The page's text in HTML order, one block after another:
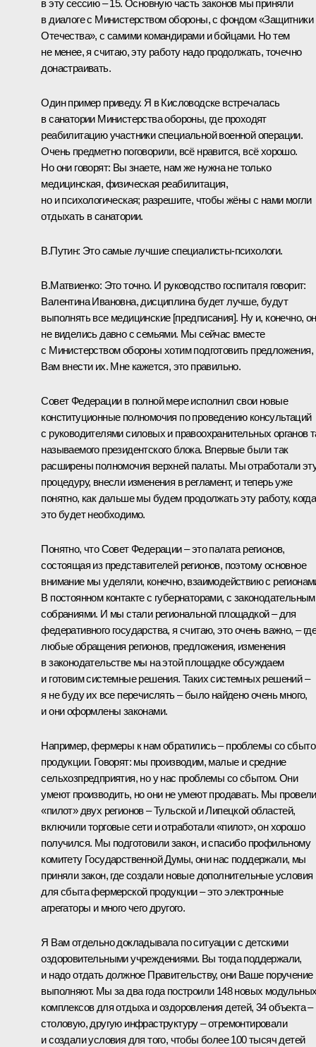
в эту сессию – 15. Основную часть законов мы приняли
в диалоге с Министерством обороны, с фондом «Защитники
Отечества», с самими командирами и бойцами. Но тем
не менее, я считаю, эту работу надо продолжать, точечно
донастраивать.
Один пример приведу. Я в Кисловодске встречалась
в санатории Министерства обороны, где проходят
реабилитацию участники специальной военной операции.
Очень предметно поговорили, всё нравится, всё хорошо.
Но они говорят: Вы знаете, нам же нужна не только
медицинская, физическая реабилитация,
но и психологическая; разрешите, чтобы жёны с нами могли
отдыхать в санатории.
В.Путин: Это самые лучшие специалисты-психологи.
В.Матвиенко: Это точно. И руководство госпиталя говорит:
Валентина Ивановна, дисциплина будет лучше, будут
выполнять все медицинские [предписания]. Ну и, конечно,
не виделись давно с семьями. Мы сейчас вместе
с Министерством обороны хотим подготовить предложения,
Вам внести их. Мне кажется, это правильно.
Совет Федерации в полной мере исполнил свои новые
конституционные полномочия по проведению консультаций
с руководителями силовых и правоохранительных органов
называемого президентского блока. Впервые были так
расширены полномочия верхней палаты. Мы отработали
процедуру, внесли изменения в регламент, и теперь уже
понятно, как дальше мы будем продолжать эту работу, когда
это будет необходимо.
Понятно, что Совет Федерации – это палата регионов,
состоящая из представителей регионов, поэтому основное
внимание мы уделяли, конечно, взаимодействию с
В постоянном контакте с губернаторами, с
собраниями. И мы стали региональной площадкой – для
федеративного государства, я считаю, это очень важно, – где
любые обращения регионов, предложения, изменения
в законодательстве мы на этой площадке обсуждаем
и готовим системные решения. Таких системных решений –
я не буду их все перечислять – было найдено очень много,
и они оформлены законами.
Например, фермеры к нам обратились – проблемы со
продукции. Говорят: мы производим, малые и средние
сельхозпредприятия, но у нас проблемы со сбытом. Они
умеют производить, но они не умеют продавать. Мы провели
«пилот» двух регионов – Тульской и Липецкой областей,
включили торговые сети и отработали «пилот», он хорошо
получился. Мы подготовили закон, и спасибо профильному
комитету Государственной Думы, они нас поддержали, мы
приняли закон, где создали новые дополнительные условия
для сбыта фермерской продукции – это электронные
агрегаторы и много чего другого.
Я Вам отдельно докладывала по ситуации с детскими
оздоровительными учреждениями. Вы тогда поддержали,
и надо отдать должное Правительству, они Ваше поручение
выполняют. Мы за два года построили 148 новых
комплексов для отдыха и оздоровления детей, 34 объекта –
столовую, другую инфраструктуру – отремонтировали
и создали условия для того, чтобы более 100 тысяч детей